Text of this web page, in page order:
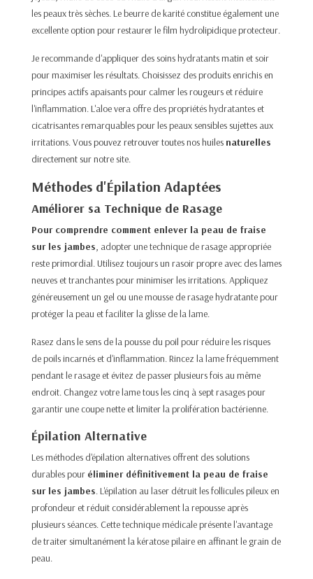
les peaux très sèches. Le beurre de karité constitue également une
excellente option pour restaurer le film hydrolipidique protecteur.​
Je recommande d'appliquer des soins hydratants matin et soir
pour maximiser les résultats. Choisissez des produits enrichis en
principes actifs apaisants pour calmer les rougeurs et réduire
l'inflammation. L'aloe vera offre des propriétés hydratantes et
cicatrisantes remarquables pour les peaux sensibles sujettes aux
irritations.​Vous pouvez retrouver toutes nos huiles naturelles
directement sur notre site.
Méthodes d'Épilation Adaptées
Améliorer sa Technique de Rasage
Pour comprendre comment enlever la peau de fraise
sur les jambes, adopter une technique de rasage appropriée
reste primordial. Utilisez toujours un rasoir propre avec des lames
neuves et tranchantes pour minimiser les irritations. Appliquez
généreusement un gel ou une mousse de rasage hydratante pour
protéger la peau et faciliter la glisse de la lame.​
Rasez dans le sens de la pousse du poil pour réduire les risques
de poils incarnés et d'inflammation. Rincez la lame fréquemment
pendant le rasage et évitez de passer plusieurs fois au même
endroit. Changez votre lame tous les cinq à sept rasages pour
garantir une coupe nette et limiter la prolifération bactérienne.​
Épilation Alternative
Les méthodes d'épilation alternatives offrent des solutions
durables pour éliminer définitivement la peau de fraise
sur les jambes. L'épilation au laser détruit les follicules pileux en
profondeur et réduit considérablement la repousse après
plusieurs séances. Cette technique médicale présente l'avantage
de traiter simultanément la kératose pilaire en affinant le grain de
peau.​